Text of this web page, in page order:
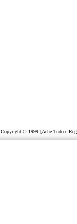
Copyright © 1999 [Ache Tudo e